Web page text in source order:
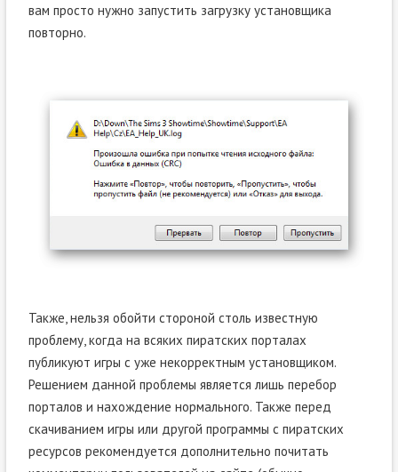
вам просто нужно запустить загрузку установщика
повторно.
Также, нельзя обойти стороной столь известную
проблему, когда на всяких пиратских порталах
публикуют игры с уже некорректным установщиком.
Решением данной проблемы является лишь перебор
порталов и нахождение нормального. Также перед
скачиванием игры или другой программы с пиратских
ресурсов рекомендуется дополнительно почитать